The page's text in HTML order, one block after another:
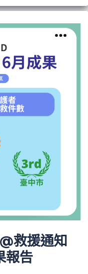
救援通知
報告